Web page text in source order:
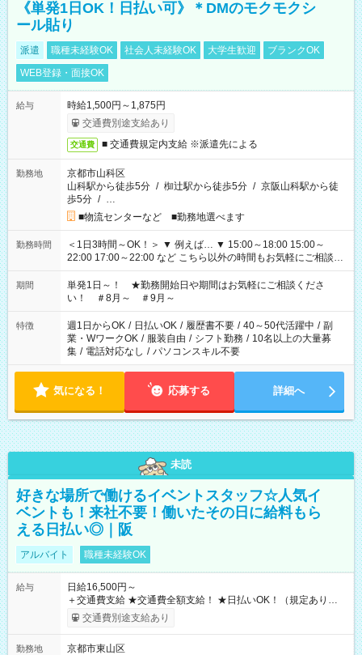
《単発1日OK！日払い可》＊DMのモクモクシ
ール貼り
派遣 職種未経験OK 社会人未経験OK 大学生歓迎
ブランクOK
WEB登録・面接OK
給与
時給1,500円～1,875円
交通費別途支給あり
交通費 ■ 交通費規定内支給 ※派遣先による
勤務地
京都市山科区
山科駅から徒歩5分 / 椥辻駅から徒歩5分 / 京阪山科駅から徒
歩5分 / …
■物流センターなど ■勤務地選べます
勤務時間
＜1日3時間～OK！＞ ▼ 例えば… ▼ 15:00～18:00 15:00～
22:00 17:00～22:00 など こちら以外の時間もお気軽にご相談く
ださい！
期間
単発1日～！ ★勤務開始日や期間はお気軽にご相談くださ
い！ ＃8月～ ＃9月～
特徴 週1日からOK / 日払いOK / 履歴書不要 / 40～50代活躍中 / 副
業・WワークOK / 服装自由 / シフト勤務 / 10名以上の大量募
集 / 電話対応なし / パソコンスキル不要
気になる！ 応募する 詳細へ
未読
好きな場所で働けるイベントスタッフ☆人気イ
ベントも！来社不要！働いたその日に給料もら
える日払い◎｜阪
アルバイト 職種未経験OK
給与
日給16,500円～
＋交通費支給 ★交通費全額支給！ ★日払いOK！（規定あり） ┗
働いたその日に現金GET♪ お仕事後はコンビニATMから 日払
交通費別途支給あり
勤務地
京都市東山区